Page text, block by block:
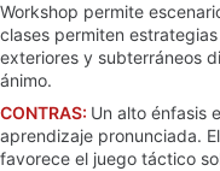
Workshop permite
clases permiten
exteriores y subterráneos
ánimo.
CONTRAS: Un alto énfasis
aprendizaje pronunciada.
favorece el juego táctico